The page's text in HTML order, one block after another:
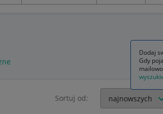
Sortuj od:
Dodaj
Gdy